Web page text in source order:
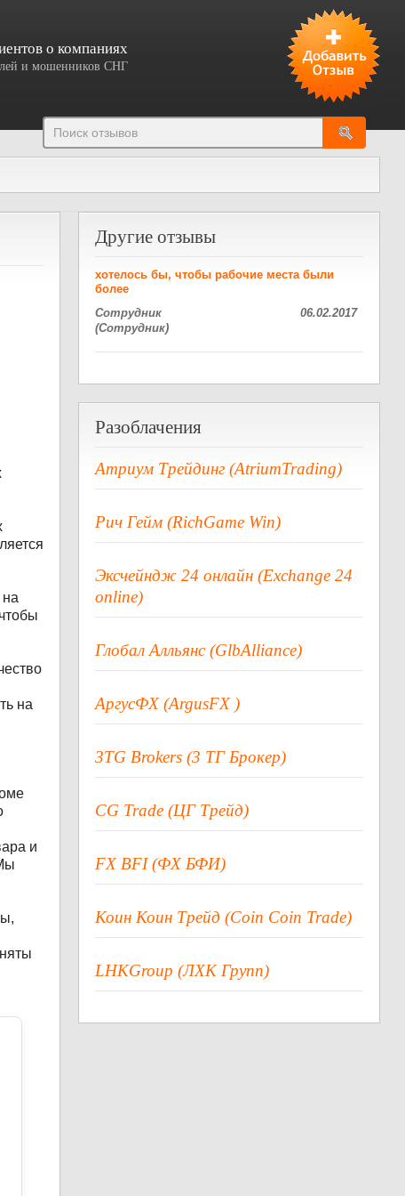
о компаниях
и мошенников СНГ
на
и
Другие отзывы
хотелось бы, чтобы рабочие места были
более
Сотрудник
(Сотрудник)
06.02.2017
Разоблачения
Атриум Трейдинг (AtriumTrading)
Рич Гейм (RichGame Win)
Эксчейндж 24 онлайн (Exchange 24
online)
Глобал Алльянс (GlbAlliance)
АргусФХ (ArgusFX )
3TG Brokers (3 ТГ Брокер)
CG Trade (ЦГ Трейд)
FX BFI (ФХ БФИ)
Коин Коин Трейд (Coin Coin Trade)
LHKGroup (ЛХК Групп)